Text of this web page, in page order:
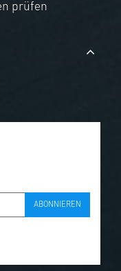
prüfen
ABONNIEREN